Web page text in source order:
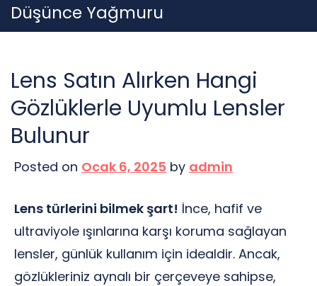
Skip
to
Düşünce Yağmuru
Lens Satın Alırken Hangi
Gözlüklerle Uyumlu Lensler
Bulunur
Posted on Ocak 6, 2025 by admin
Lens türlerini bilmek şart! İnce, hafif ve
ultraviyole ışınlarına karşı koruma sağlayan
lensler, günlük kullanım için idealdir. Ancak,
gözlükleriniz aynalı bir çerçeveye sahipse,